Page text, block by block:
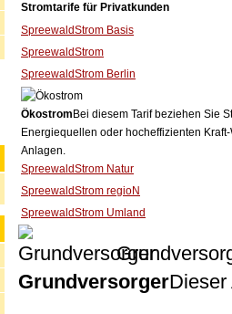
Stromtarife für Privatkunden
SpreewaldStrom Basis
SpreewaldStrom
SpreewaldStrom Berlin
Ökostrom Bei diesem Tarif beziehen Sie
Energiequellen oder hocheffizienten
Anlagen.
SpreewaldStrom Natur
SpreewaldStrom regioN
SpreewaldStrom Umland
GrundversorgerDieser